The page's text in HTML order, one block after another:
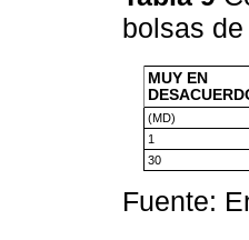
bolsas
MUY EN
(MD)
1
30
Fuente: